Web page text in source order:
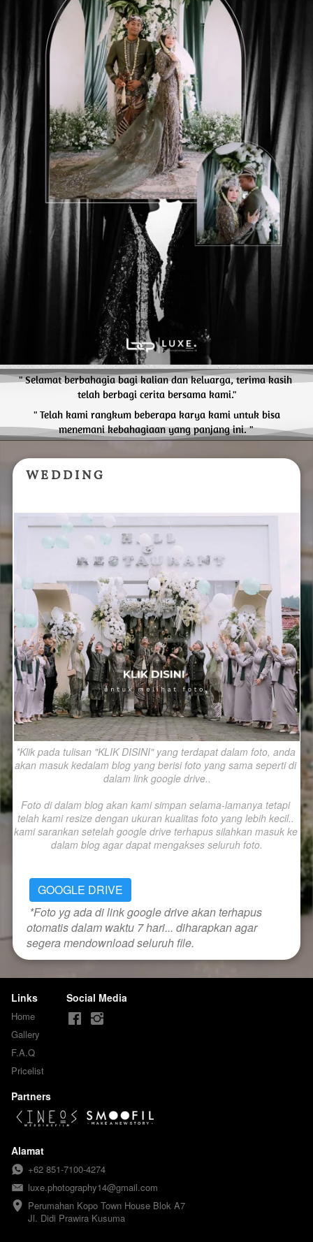
" Selamat berbahagia bagi kalian dan keluarga, terima kasih
telah berbagi cerita bersama kami."
menemani kebahagiaan yang panjang ini. "
W E D D I N G
*Klik pada tulisan "KLIK DISINI" yang terdapat dalam foto, anda
akan masuk kedalam blog yang berisi foto yang sama seperti di
dalam link google drive..
Foto di dalam blog akan kami simpan selama-lamanya tetapi
telah kami resize dengan ukuran kualitas foto yang lebih kecil..
kami sarankan setelah google drive terhapus silahkan masuk ke
dalam blog agar dapat mengakses seluruh foto.
GOOGLE DRIVE
*Foto yg ada di link google drive akan terhapus
otomatis dalam waktu 7 hari... diharapkan agar
segera mendownload seluruh file.
Links
Home
Gallery
F.A.Q
Pricelist
Social Media
Partners
Alamat
+62 851-7100-4274
luxe.photography14@gmail.com
Perumahan Kopo Town House Blok A7
Jl. Didi Prawira Kusuma